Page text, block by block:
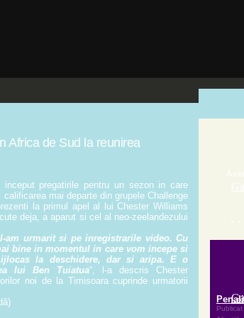
Africa de Sud la reunirea
pregatirile pentru un sezon in care
mai departe din grupele Challenge
la primul apel al lui Chester Williams
deja, a aparut si cel al neo-zeelandezului
am urmarit si pe inregistrarile video. Cu
bine in momentul in care vom incepe si
la deschidere, dar si aripa. E o
lui Ben Tuiatua“, l-a descris Chester
noi de la Timisoara cuprinde urmatorii